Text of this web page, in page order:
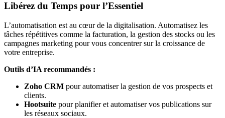
Libérez du Temps pour l’Essentiel
L’automatisation est au cœur de la digitalisation. Automatisez les
tâches répétitives comme la facturation, la gestion des stocks ou les
campagnes marketing pour vous concentrer sur la croissance de
votre entreprise.
Outils d’IA recommandés :
Zoho CRM pour automatiser la gestion de vos prospects et
clients.
Hootsuite pour planifier et automatiser vos publications sur
les réseaux sociaux.